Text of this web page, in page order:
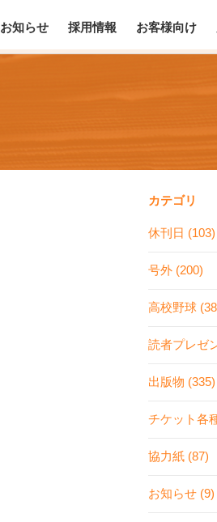
お知らせ 採用情報 お客様向け
カテゴリ
休刊日 (103)
号外 (200)
高校野球
読者プレゼ
出版物 (335)
チケット各
協力紙 (87)
お知らせ (9)